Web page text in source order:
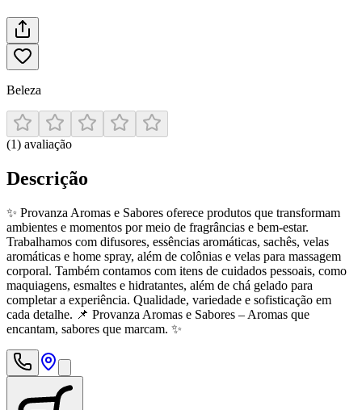
Beleza
(1) avaliação
Descrição
✨ Provanza Aromas e Sabores oferece produtos que transformam
ambientes e momentos por meio de fragrâncias e bem-estar.
Trabalhamos com difusores, essências aromáticas, sachês, velas
aromáticas e home spray, além de colônias e velas para massagem
corporal. Também contamos com itens de cuidados pessoais, como
maquiagens, esmaltes e hidratantes, além de chá gelado para
completar a experiência. Qualidade, variedade e sofisticação em
cada detalhe. 📌 Provanza Aromas e Sabores – Aromas que
encantam, sabores que marcam. ✨